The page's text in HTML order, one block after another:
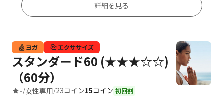
詳細を見る
ヨガ エクササイズ
スタンダード60 (★★★☆☆)
（60分）
-/女性専用/23コイン15コイン 初回割